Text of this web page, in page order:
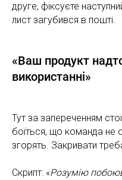
друге, фіксуєте
лист загубився в пошті.
«Ваш продукт
використанні»
Тут за запереченням
боїться, що команда не
згорять. Закривати
Скрипт: «Розумію